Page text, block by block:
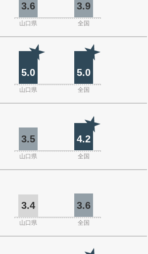
3.6 3.9
山口県 全国
5.0 5.0
山口県 全国
3.5 4.2
山口県 全国
3.4 3.6
山口県 全国